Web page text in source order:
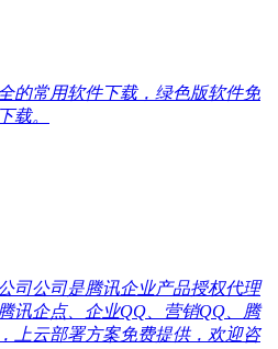
的常用软件下载，绿色版软件免
载。
司公司是腾讯企业产品授权代理
讯企点、企业QQ、营销QQ、腾
上云部署方案免费提供，欢迎咨